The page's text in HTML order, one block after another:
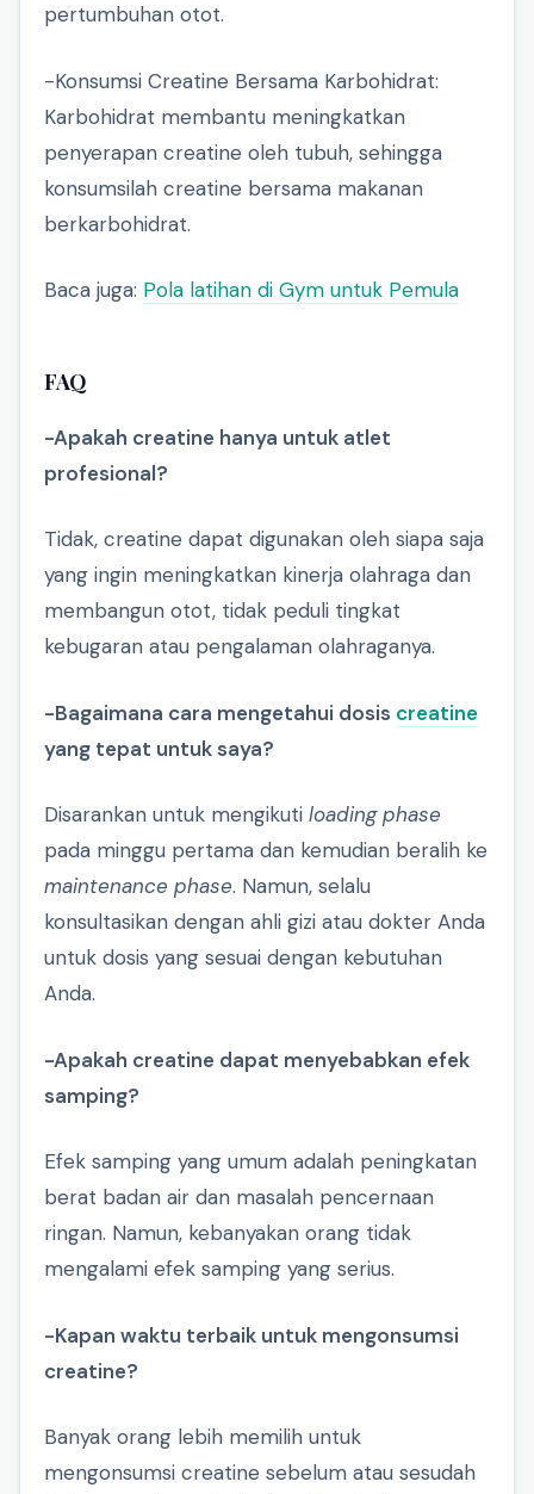
pertumbuhan otot.
-Konsumsi Creatine Bersama Karbohidrat:
Karbohidrat membantu meningkatkan
penyerapan creatine oleh tubuh, sehingga
konsumsilah creatine bersama makanan
berkarbohidrat.
Baca juga: Pola latihan di Gym untuk Pemula
FAQ
-Apakah creatine hanya untuk atlet
profesional?
Tidak, creatine dapat digunakan oleh siapa saja
yang ingin meningkatkan kinerja olahraga dan
membangun otot, tidak peduli tingkat
kebugaran atau pengalaman olahraganya.
-Bagaimana cara mengetahui dosis creatine
yang tepat untuk saya?
Disarankan untuk mengikuti loading phase
pada minggu pertama dan kemudian beralih ke
maintenance phase. Namun, selalu
konsultasikan dengan ahli gizi atau dokter Anda
untuk dosis yang sesuai dengan kebutuhan
Anda.
-Apakah creatine dapat menyebabkan efek
samping?
Efek samping yang umum adalah peningkatan
berat badan air dan masalah pencernaan
ringan. Namun, kebanyakan orang tidak
mengalami efek samping yang serius.
-Kapan waktu terbaik untuk mengonsumsi
creatine?
Banyak orang lebih memilih untuk
mengonsumsi creatine sebelum atau sesudah